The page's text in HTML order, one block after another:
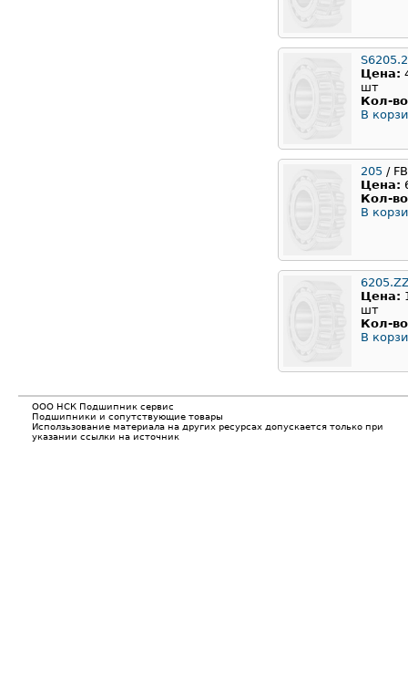
Цена:
шт
Кол-
В
205 /
Цена:
Кол-
В
Цена:
шт
Кол-
В
ООО НСК Подшипник сервис
Подшипники и сопутствующие товары
Исползьзование материала на других ресурсах допускается только при
указании ссылки на источник